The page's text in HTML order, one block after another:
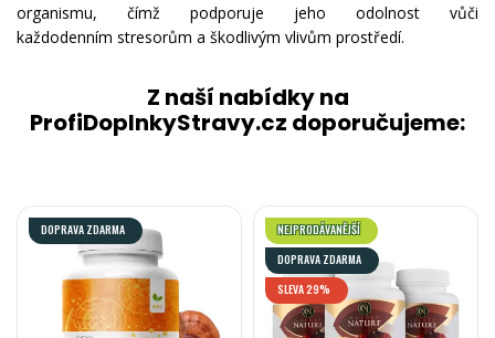
organismu, čímž podporuje jeho odolnost vůči
každodenním stresorům a škodlivým vlivům prostředí.
Z naší nabídky na
ProfiDoplnkyStravy.cz doporučujeme:
DOPRAVA ZDARMA
NEJPRODÁVANĚJŠÍ
DOPRAVA ZDARMA
SLEVA 29%